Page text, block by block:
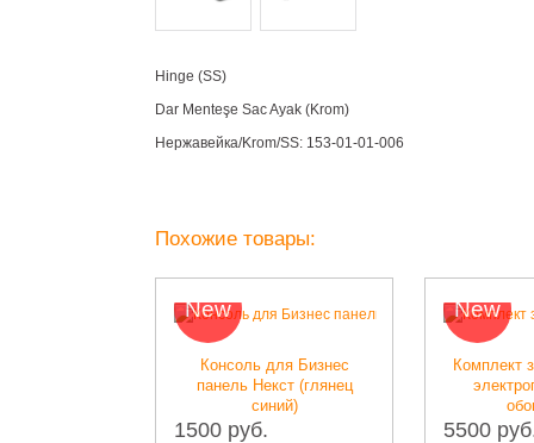
Hinge (SS)
Dar Menteşe Sac Ayak (Krom)
Нержавейка/Krom/SS: 153-01-01-006
Похожие товары:
New
Консоль для Бизнес
панель Некст (глянец
синий)
1500 руб.
New
Комплект
5500